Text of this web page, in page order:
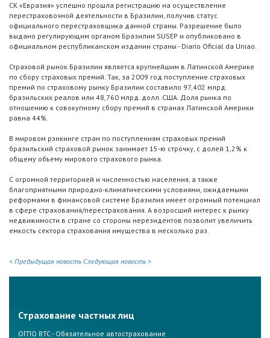
СК «Евразия» успешно прошла регистрацию на осуществление
перестраховочной деятельности в Бразилии, получив статус
официального перестраховщика данной страны. Разрешение было
выдано регулирующим органом Бразилии SUSEP и опубликовано в
официальном республиканском издании страны - Diario Oficial da Uniao.
Страховой рынок Бразилии является крупнейшим в Латинской Америке
по сбору страховых премий. Так, за 2009 год поступление страховых
премий по страховому рынку Бразилии составило 97,402 млрд.
бразильских реалов или 48,760 млрд. долл. США. Доля рынка по
отношению к совокупному сбору премий в странах Латинской Америки
равна 44%.
В мировом рэнкинге стран по поступлениям страховых премий
бразильский страховой рынок занимает 15-ю строчку, с долей 1,2% к
общему объему мирового страхового рынка.
С огромной территорией и численностью населения, а также
благоприятными природно-климатическими условиями, ожидаемыми
реформами в финансовой системе Бразилия имеет огромный потенциал
в сфере страхования/перестрахования. А возросший интерес к рынку
недвижимости в стране со стороны нерезидентов позволит увеличить
емкость сектора страхования имущества в несколько раз.
< Предыдущая новость Следующая новость >
Страхование частных лиц
ОГПО ВТС - Обязательное автострахование